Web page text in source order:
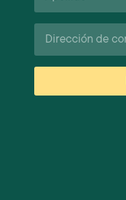
Correo
electrónico